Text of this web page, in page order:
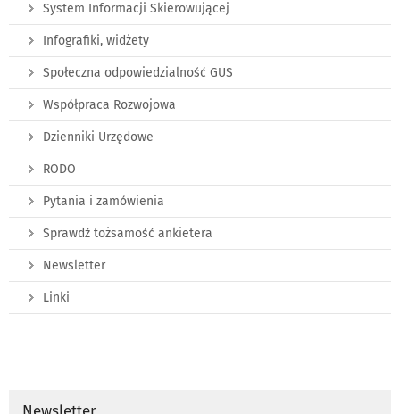
System Informacji Skierowującej
Infografiki, widżety
Społeczna odpowiedzialność GUS
Współpraca Rozwojowa
Dzienniki Urzędowe
RODO
Pytania i zamówienia
Sprawdź tożsamość ankietera
Newsletter
Linki
Newsletter